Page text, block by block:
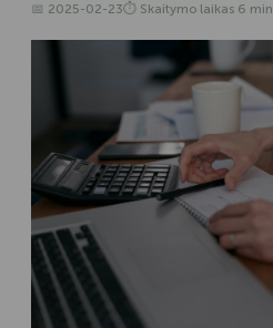
📅 2025-02-23⏱ Skaitymo laikas 6 min